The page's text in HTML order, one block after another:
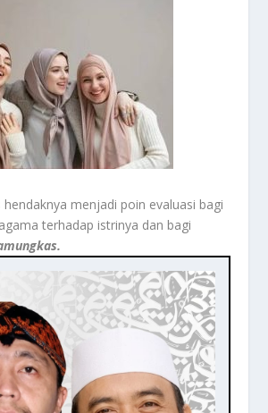
menjadi poin evaluasi bagi
terhadap istrinya dan bagi